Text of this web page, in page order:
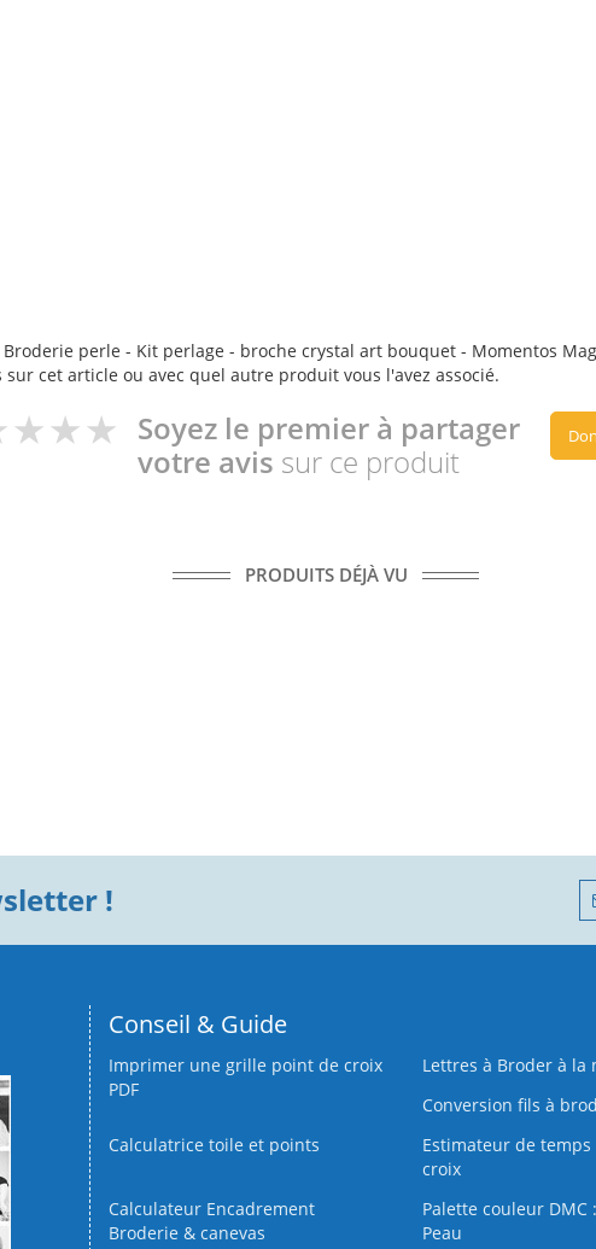
perle - Kit perlage - broche crystal art bouquet - Momentos
cet article ou avec quel autre produit vous l'avez associé.
Soyez le premier à partager
votre avis sur ce produit
PRODUITS DÉJÀ VU
!
Conseil & Guide
Imprimer une grille point de croix
PDF
Lettres à Broder à la
Conversion fils à
Calculatrice toile et points
Estimateur de temps
croix
Calculateur Encadrement
Broderie & canevas
Palette couleur DMC
Peau